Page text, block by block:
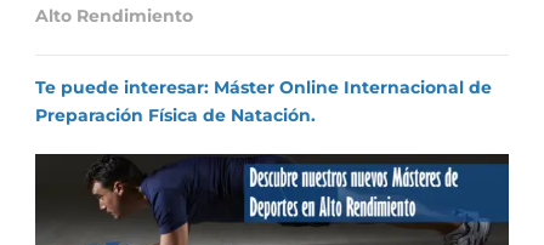
Alto Rendimiento
Te puede interesar: Máster Online Internacional de
Preparación Física de Natación.